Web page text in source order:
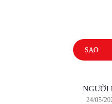
SAO
NGƯỜI
24/05/